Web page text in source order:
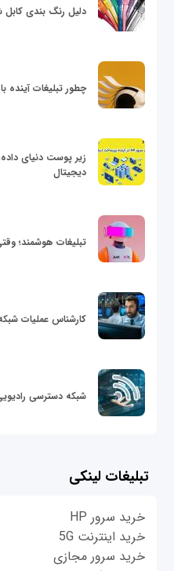
دلیل رنگ بندی کابل
چطور تبلیغات آینده
دیجیتال
تبلیغات هوشمند؛
کارشناس عملیات
شبکه دسترسی
تبلیغات لینکی
خرید سرور HP
خرید اینترنت 5G
خرید سرور مجازی